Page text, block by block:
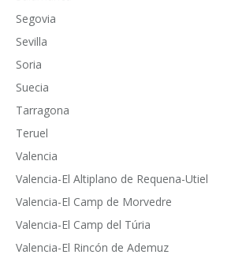
Segovia
Sevilla
Soria
Suecia
Tarragona
Teruel
Valencia
Valencia-El Altiplano de Requena-Utiel
Valencia-El Camp de Morvedre
Valencia-El Camp del Túria
Valencia-El Rincón de Ademuz